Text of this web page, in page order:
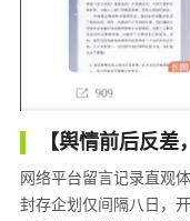
【舆情前后反差
网络平台留言记录直观
封存企划仅间隔八日，